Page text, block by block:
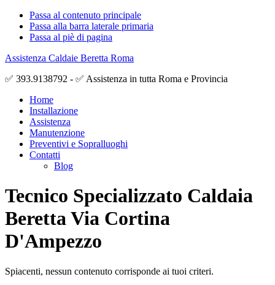
Passa al contenuto principale
Passa alla barra laterale primaria
Passa al piè di pagina
Assistenza Caldaie Beretta Roma
✅ 393.9138792 - ✅ Assistenza in tutta Roma e Provincia
Home
Installazione
Assistenza
Manutenzione
Preventivi e Sopralluoghi
Contatti
Blog
Tecnico Specializzato Caldaia
Beretta Via Cortina
D'Ampezzo
Spiacenti, nessun contenuto corrisponde ai tuoi criteri.